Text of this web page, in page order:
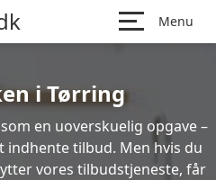
Menu
i Tørring
en uoverskuelig opgave –
tilbud. Men hvis du
vores tilbudstjeneste, får